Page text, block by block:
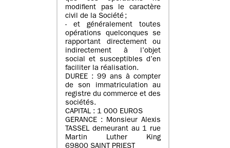
modifient pas le caractère
civil de la Société ;
- et généralement toutes
opérations quelconques se
rapportant directement ou
indirectement à l’objet
social et susceptibles d’en
faciliter la réalisation.
DUREE : 99 ans à compter
de son immatriculation au
registre du commerce et des
sociétés.
CAPITAL : 1 000 EUROS
GERANCE : Monsieur Alexis
TASSEL demeurant au 1 rue
Martin Luther King